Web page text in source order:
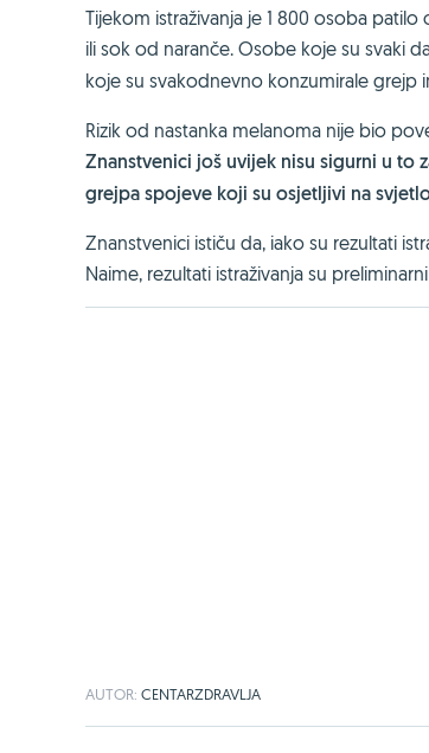
Tijekom istraživanja je 1 800 osoba
ili sok od naranče. Osobe koje su svaki
koje su svakodnevno konzumirale grejp
Rizik od nastanka melanoma nije bio
Znanstvenici još uvijek nisu sigurni u to
grejpa spojeve koji su osjetljivi na
Znanstvenici ističu da, iako su rezultati
Naime, rezultati istraživanja su
AUTOR: CENTARZDRAVLJA